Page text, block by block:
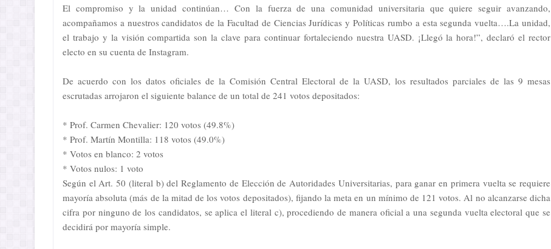
El compromiso y la unidad continúan… Con la fuerza de una comunidad universitaria que quiere seguir avanzando,
acompañamos a nuestros candidatos de la Facultad de Ciencias Jurídicas y Políticas rumbo a esta segunda vuelta….La unidad,
el trabajo y la visión compartida son la clave para continuar fortaleciendo nuestra UASD. ¡Llegó la hora!”, declaró el rector
electo en su cuenta de Instagram.
De acuerdo con los datos oficiales de la Comisión Central Electoral de la UASD, los resultados parciales de las 9 mesas
escrutadas arrojaron el siguiente balance de un total de 241 votos depositados:
* Prof. Carmen Chevalier: 120 votos (49.8%)
* Prof. Martín Montilla: 118 votos (49.0%)
* Votos en blanco: 2 votos
* Votos nulos: 1 voto
Según el Art. 50 (literal b) del Reglamento de Elección de Autoridades Universitarias, para ganar en primera vuelta se requiere
mayoría absoluta (más de la mitad de los votos depositados), fijando la meta en un mínimo de 121 votos. Al no alcanzarse dicha
cifra por ninguno de los candidatos, se aplica el literal c), procediendo de manera oficial a una segunda vuelta electoral que se
decidirá por mayoría simple.